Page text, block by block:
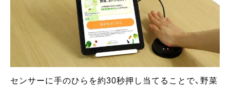
センサーに手のひらを約30秒押し当てることで、野菜